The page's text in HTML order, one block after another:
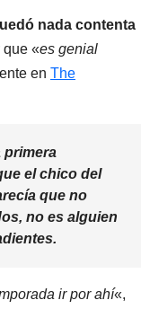
nada contenta
«es genial
en The
primera
el chico del
que no
no es alguien
ir por ahí«,